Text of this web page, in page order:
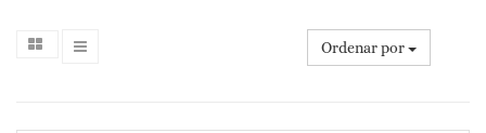
Ordenar por